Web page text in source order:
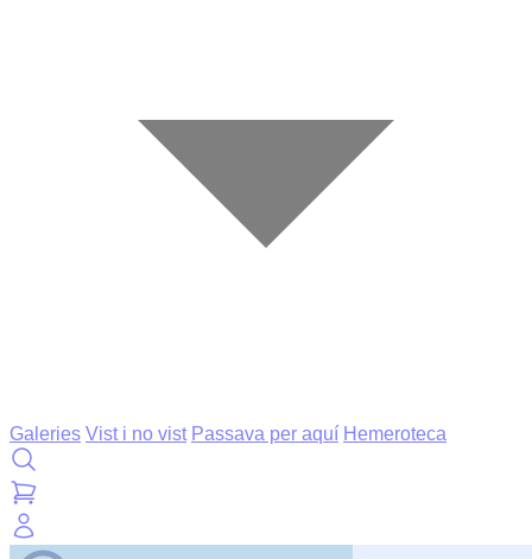
Galeries Vist i no vist Passava per aquí Hemeroteca